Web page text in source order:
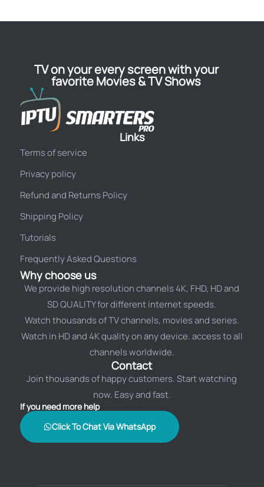
TV on your every screen with your
favorite Movies & TV Shows
Links
Terms of service
Privacy policy
Refund and Returns Policy
Shipping Policy
Tutorials
Frequently Asked Questions
Why choose us
We provide high resolution channels 4K, FHD, HD and
SD QUALITY for different internet speeds.
Watch thousands of TV channels, movies and series.
Watch in HD and 4K quality on any device. access to all
channels worldwide.
Contact
Join thousands of happy customers. Start watching
now. Easy and fast.
If you need more help
Click To Chat Via WhatsApp